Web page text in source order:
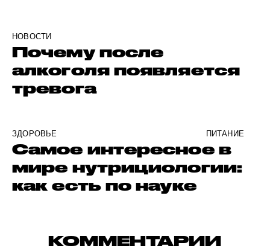
НОВОСТИ
Почему после
алкоголя появляется
тревога
ЗДОРОВЬЕ ПИТАНИЕ
Самое интересное в
мире нутрициологии:
как есть по науке
КОММЕНТАРИИ